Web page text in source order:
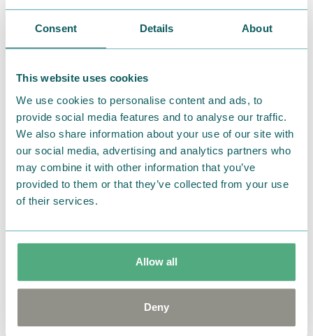
Consent Details About
This website uses cookies
We use cookies to personalise content and ads, to
provide social media features and to analyse our traffic.
We also share information about your use of our site with
our social media, advertising and analytics partners who
may combine it with other information that you’ve
provided to them or that they’ve collected from your use
of their services.
Allow all
Deny
ロニョロ
圧巻の約60cmで登場です。
商品名：ムーミン 特大サイズぬいぐるみ ニョロニ